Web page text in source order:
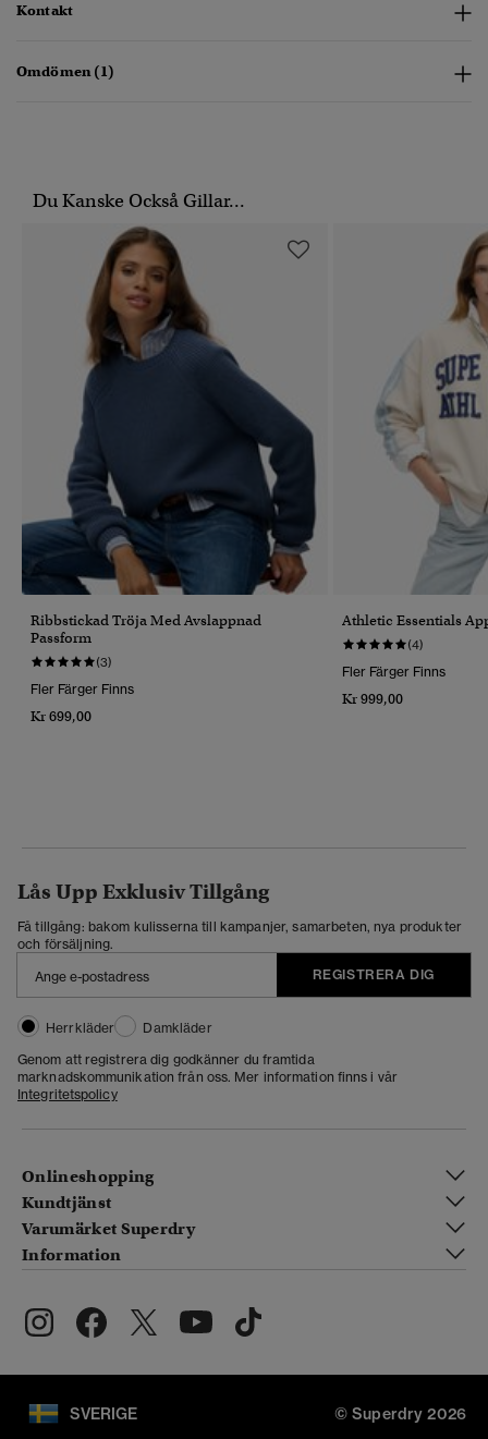
Kontakt
Omdömen (1)
Du Kanske Också Gillar...
Ribbstickad Tröja Med Avslappnad
Passform
(3)
Fler Färger Finns
Kr 699,00
Athletic Essentials
(4)
Fler Färger Finns
Kr 999,00
Lås Upp Exklusiv Tillgång
Få tillgång: bakom kulisserna till kampanjer, samarbeten, nya produkter
och försäljning.
REGISTRERA DIG
Herrkläder
Damkläder
Genom att registrera dig godkänner du framtida
marknadskommunikation från oss. Mer information finns i vår
Integritetspolicy
Onlineshopping
Kundtjänst
Varumärket Superdry
Information
SVERIGE © Superdry 2026